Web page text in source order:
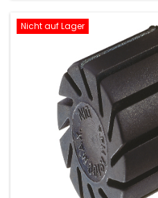
Nicht auf Lager